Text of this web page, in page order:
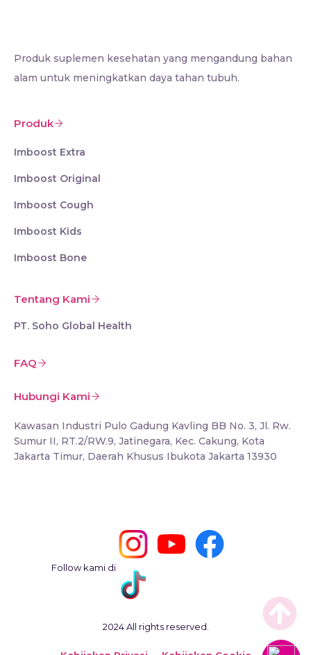
Produk suplemen kesehatan yang mengandung bahan
alam untuk meningkatkan daya tahan tubuh.
Produk
Imboost Extra
Imboost Original
Imboost Cough
Imboost Kids
Imboost Bone
Tentang Kami
PT. Soho Global Health
FAQ
Hubungi Kami
Kawasan Industri Pulo Gadung Kavling BB No. 3, Jl. Rw.
Sumur II, RT.2/RW.9, Jatinegara, Kec. Cakung, Kota
Jakarta Timur, Daerah Khusus Ibukota Jakarta 13930
Follow kami di
2024 All rights reserved.